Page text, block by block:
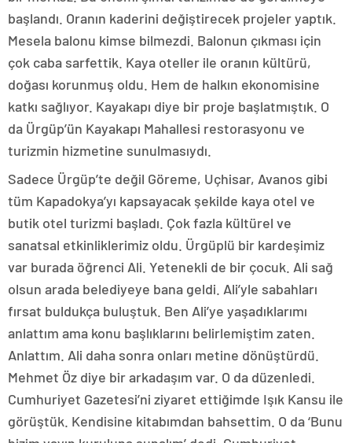
başlandı. Oranın kaderini değiştirecek projeler yaptık.
Mesela balonu kimse bilmezdi. Balonun çıkması için
çok caba sarfettik. Kaya oteller ile oranın kültürü,
doğası korunmuş oldu. Hem de halkın ekonomisine
katkı sağlıyor. Kayakapı diye bir proje başlatmıştık. O
da Ürgüp’ün Kayakapı Mahallesi restorasyonu ve
turizmin hizmetine sunulmasıydı.
Sadece Ürgüp’te değil Göreme, Uçhisar, Avanos gibi
tüm Kapadokya’yı kapsayacak şekilde kaya otel ve
butik otel turizmi başladı. Çok fazla kültürel ve
sanatsal etkinliklerimiz oldu. Ürgüplü bir kardeşimiz
var burada öğrenci Ali. Yetenekli de bir çocuk. Ali sağ
olsun arada belediyeye bana geldi. Ali’yle sabahları
fırsat buldukça buluştuk. Ben Ali’ye yaşadıklarımı
anlattım ama konu başlıklarını belirlemiştim zaten.
Anlattım. Ali daha sonra onları metine dönüştürdü.
Mehmet Öz diye bir arkadaşım var. O da düzenledi.
Cumhuriyet Gazetesi’ni ziyaret ettiğimde Işık Kansu ile
görüştük. Kendisine kitabımdan bahsettim. O da ‘Bunu